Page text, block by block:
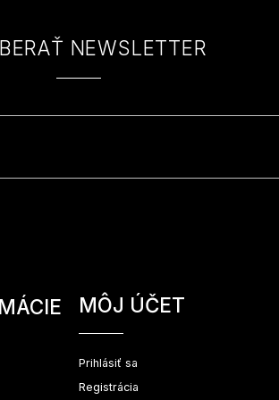
NEWSLETTER
MÔJ ÚČET
Prihlásiť sa
Registrácia